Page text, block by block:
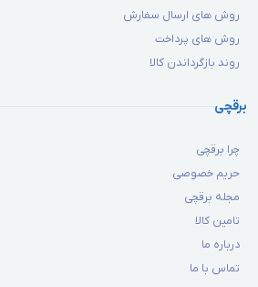
روش های ارسال سفارش
روش های پرداخت
روند بازگرداندن کالا
برقچی
چرا برقچی
حریم خصوصی
مجله برقچی
تامین کالا
درباره ما
تماس با ما